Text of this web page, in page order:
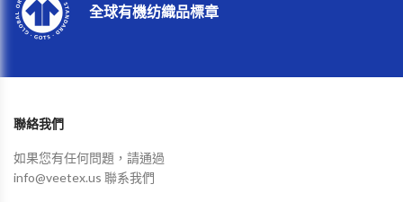
全球有機纺織品標章
聯絡我們
如果您有任何問題，請通過
info@veetex.us 聯系我們